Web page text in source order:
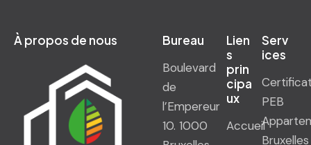
À propos de nous
Bureau
Boulevard
de
l’Empereur
10. 1000
Lien
s
prin
cipa
ux
Accueil
Serv
ices
PEB
Bruxelles